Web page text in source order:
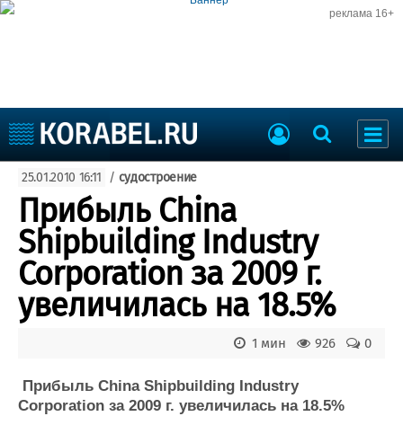
реклама 16+
Судоходство
Судоремонт
События
Пресс-релизы
Порты
Рыболовство
ВМФ
Образование
Яхты и катера
Еще
Пульс
Новости
Доска объявлений
Продажа флота
25.01.2010 16:11 / судостроение
Прибыль China
Shipbuilding Industry
Corporation за 2009 г.
увеличилась на 18.5%
0
926
1 мин
Прибыль China Shipbuilding Industry
Corporation за 2009 г. увеличилась на 18.5%